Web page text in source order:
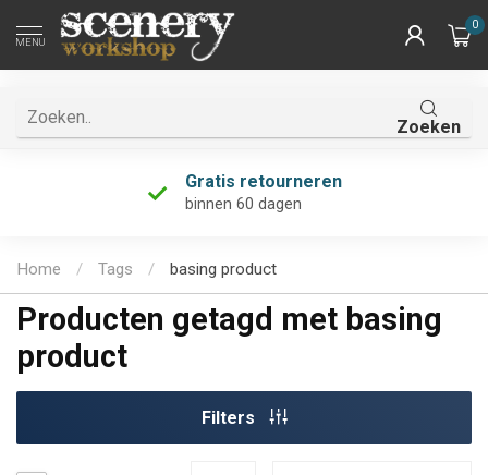
MENU
0
Zoeken
Gratis retourneren
binnen 60 dagen
Home / Tags / basing product
Producten getagd met basing
product
Filters